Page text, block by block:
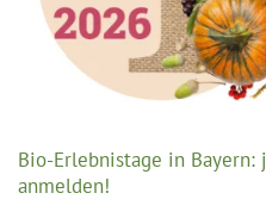
Bio-Erlebnistage in Bayern:
anmelden!